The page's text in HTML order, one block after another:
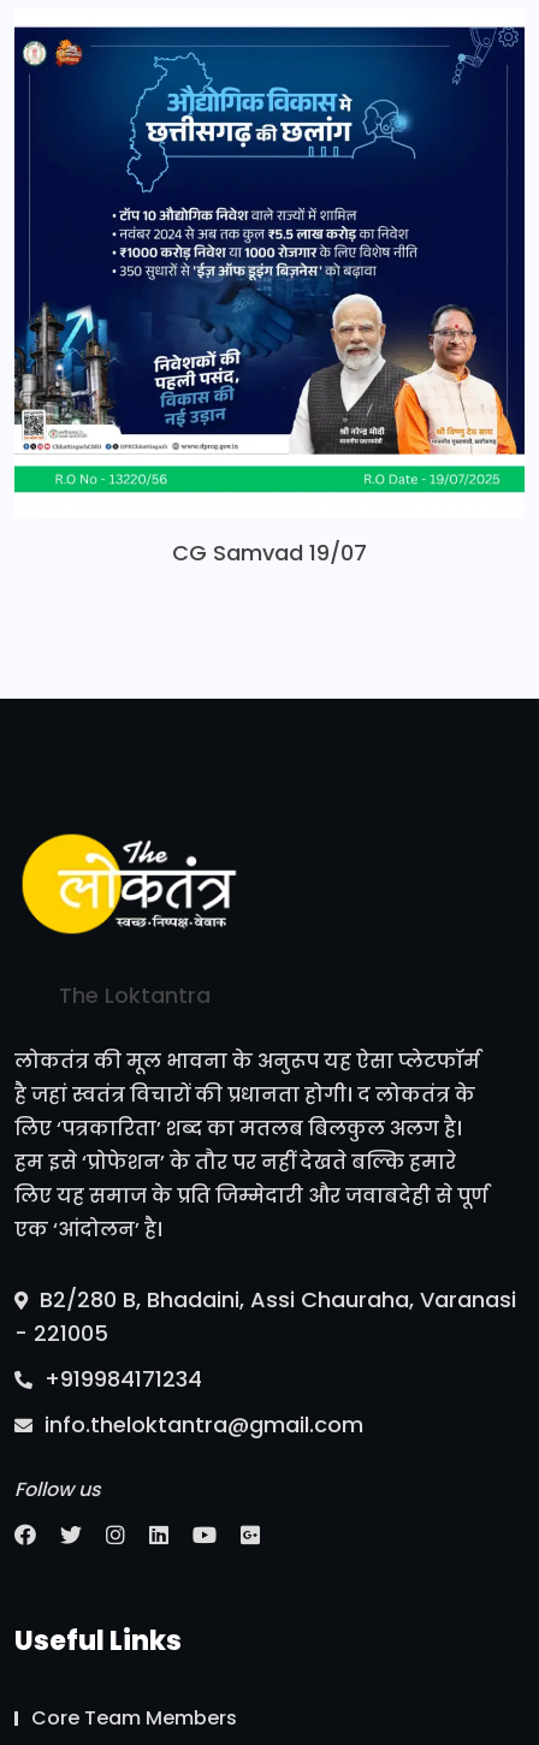
CG Samvad 19/07
The Loktantra
लोकतंत्र की मूल भावना के अनुरूप यह ऐसा प्लेटफॉर्म
है जहां स्वतंत्र विचारों की प्रधानता होगी। द लोकतंत्र के
लिए ‘पत्रकारिता’ शब्द का मतलब बिलकुल अलग है।
हम इसे ‘प्रोफेशन’ के तौर पर नहीं देखते बल्कि हमारे
लिए यह समाज के प्रति जिम्मेदारी और जवाबदेही से पूर्ण
एक ‘आंदोलन’ है।
B2/280 B, Bhadaini, Assi Chauraha, Varanasi
- 221005
+919984171234
info.theloktantra@gmail.com
Follow us
Useful Links
Core Team Members